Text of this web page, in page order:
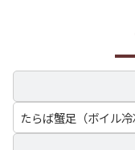
たらば蟹足（ボイル冷